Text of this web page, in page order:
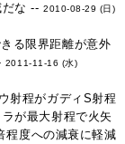
だな --2010-08-29 (日)
る限界距離が意外
2011-11-16 (水)
射程がガディS射程
が最大射程で火矢
程度への減衰に軽減